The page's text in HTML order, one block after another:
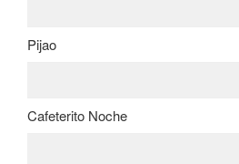
Pijao
Cafeterito Noche